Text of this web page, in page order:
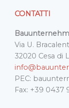
CONTATTI
Via U.
32020 Cesa di
PEC:
Fax: +39 0437